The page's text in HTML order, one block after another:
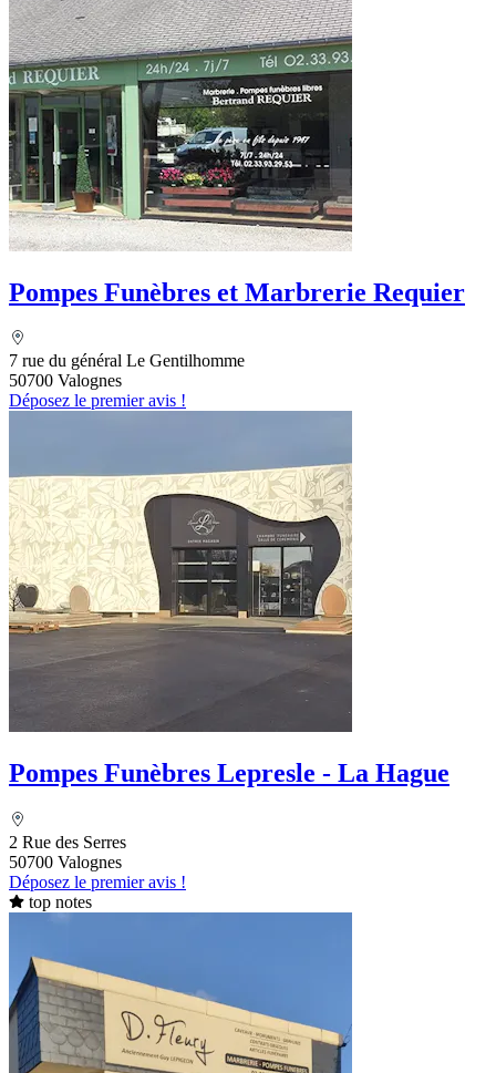
Pompes Funèbres et Marbrerie Requier
7 rue du général Le Gentilhomme
50700 Valognes
Déposez le premier avis !
Pompes Funèbres Lepresle - La Hague
2 Rue des Serres
50700 Valognes
Déposez le premier avis !
top notes